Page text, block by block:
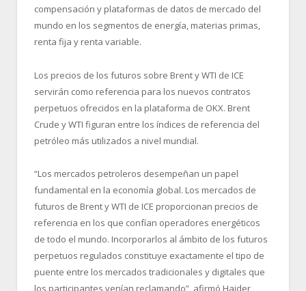
compensación y plataformas de datos de mercado del
mundo en los segmentos de energía, materias primas,
renta fija y renta variable.
Los precios de los futuros sobre Brent y WTI de ICE
servirán como referencia para los nuevos contratos
perpetuos ofrecidos en la plataforma de OKX. Brent
Crude y WTI figuran entre los índices de referencia del
petróleo más utilizados a nivel mundial.
“Los mercados petroleros desempeñan un papel
fundamental en la economía global. Los mercados de
futuros de Brent y WTI de ICE proporcionan precios de
referencia en los que confían operadores energéticos
de todo el mundo. Incorporarlos al ámbito de los futuros
perpetuos regulados constituye exactamente el tipo de
puente entre los mercados tradicionales y digitales que
los participantes venían reclamando”, afirmó Haider